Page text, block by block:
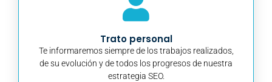
Trato personal
Te informaremos siempre de los trabajos realizados,
de su evolución y de todos los progresos de nuestra
estrategia SEO.